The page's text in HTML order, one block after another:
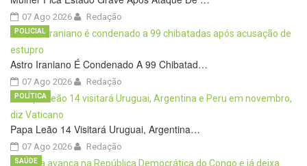
07 Ago 2026 Redação
Astro Iraniano É Condenado A 99 Chibatad…
07 Ago 2026
POLICIAL
Redação
Papa Leão 14 Visitará Uruguai, Argentina…
07 Ago 2026
POLÍTICA
Redação
SAÚDE